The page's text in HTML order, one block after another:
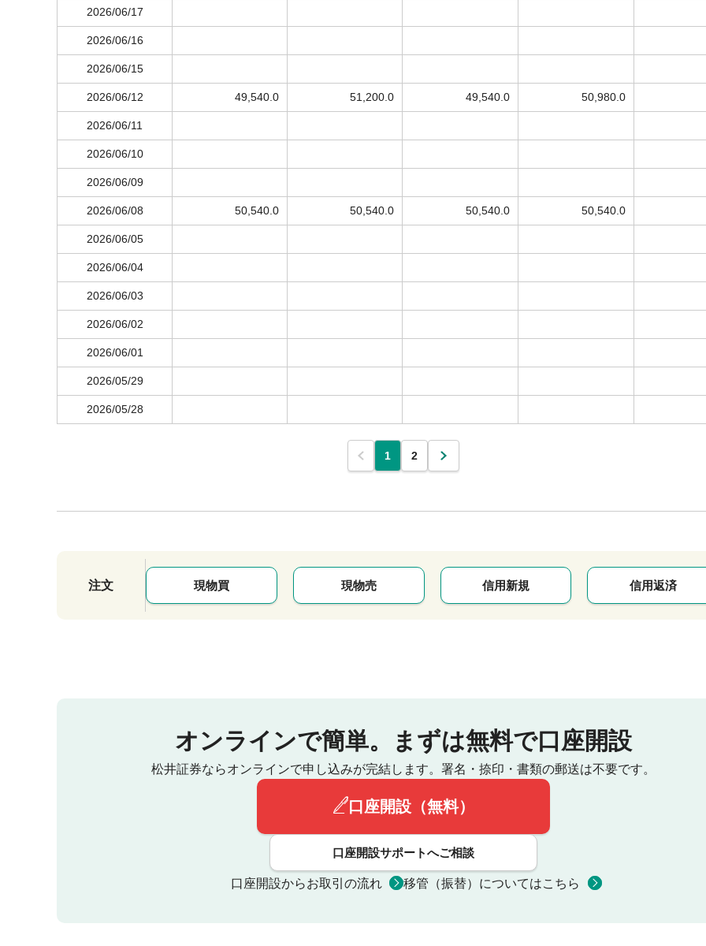
2026/06/17
2026/06/16
2026/06/15
2026/06/12 49,540.0 51,200.0 49,540.0 50,980.0
2026/06/11
2026/06/10
2026/06/09
2026/06/08 50,540.0 50,540.0 50,540.0 50,540.0
2026/06/05
2026/06/04
2026/06/03
2026/06/02
2026/06/01
2026/05/29
2026/05/28
1 2
注文 現物買 現物売 信用新規 信用返済
オンラインで簡単。 まずは無料で口座開設
松井証券ならオンラインで申し込みが完結します。 署名・捺印・書類の郵送は不要です。
口座開設（無料）
口座開設サポートへご相談
口座開設からお取引の流れ 移管（振替）についてはこちら